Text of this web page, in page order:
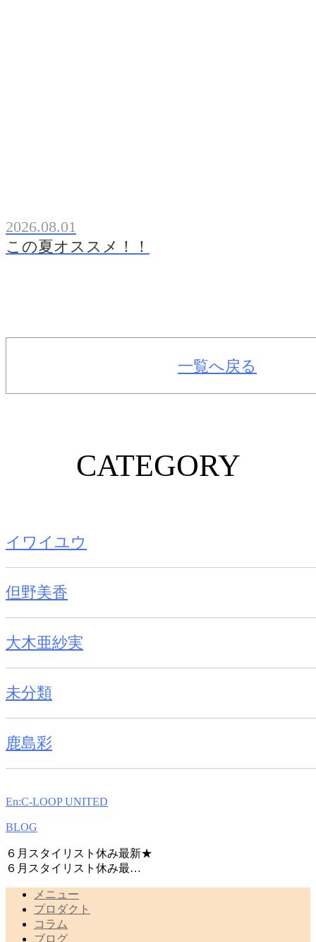
2026.08.01
この夏オススメ！！
一覧へ戻る
CATEGORY
イワイユウ
但野美香
大木亜紗実
未分類
鹿島彩
En:C-LOOP UNITED
BLOG
６月スタイリスト休み最新★
６月スタイリスト休み最…
メニュー
プロダクト
コラム
ブログ